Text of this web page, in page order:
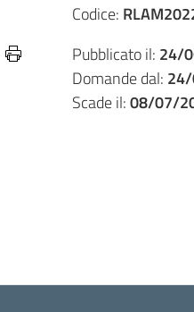
Codice:
Pubblicato il: 24/
Domande dal:
Scade il:08/07/